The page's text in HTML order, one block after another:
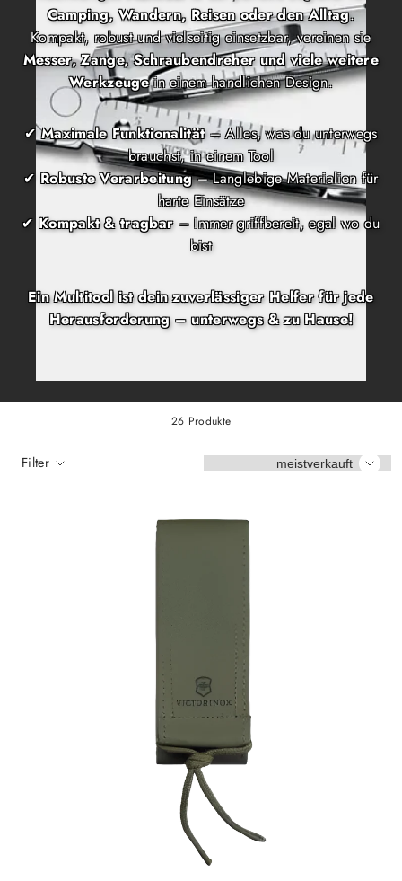
Camping, Wandern, Reisen oder den Alltag.
Kompakt, robust und vielseitig einsetzbar, vereinen sie
Messer, Zange, Schraubendreher und viele weitere
Werkzeugein einem handlichen Design.
✔Maximale Funktionalität– Alles, was du unterwegs
brauchst, in einem Tool
✔ Robuste Verarbeitung– Langlebige Materialien für
harte Einsätze
✔ Kompakt & tragbar– Immer griffbereit, egal wo du
bist
Ein Multitool ist dein zuverlässiger Helfer für jede
Herausforderung – unterwegs & zu Hause!
26 Produkte
Filter Sortieren